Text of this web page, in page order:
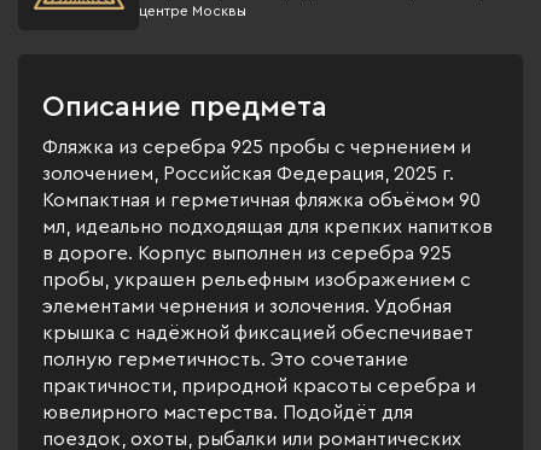
центре Москвы
Описание предмета
Фляжка из серебра 925 пробы с чернением и
золочением, Российская Федерация, 2025 г.
Компактная и герметичная фляжка объёмом 90
мл, идеально подходящая для крепких напитков
в дороге. Корпус выполнен из серебра 925
пробы, украшен рельефным изображением с
элементами чернения и золочения. Удобная
крышка с надёжной фиксацией обеспечивает
полную герметичность. Это сочетание
практичности, природной красоты серебра и
ювелирного мастерства. Подойдёт для
поездок, охоты, рыбалки или романтических